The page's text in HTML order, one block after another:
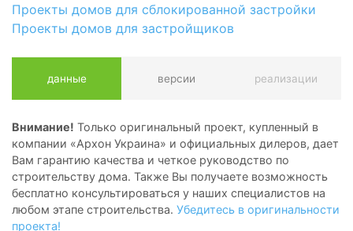
Проекты домов для сблокированной застройки
Проекты домов для застройщиков
данные версии реализации
Внимание! Только оригинальный проект, купленный в
компании «Архон Украина» и официальных дилеров, дает
Вам гарантию качества и четкое руководство по
строительству дома. Также Вы получаете возможность
бесплатно консультироваться у наших специалистов на
любом этапе строительства. Убедитесь в оригинальности
проекта!